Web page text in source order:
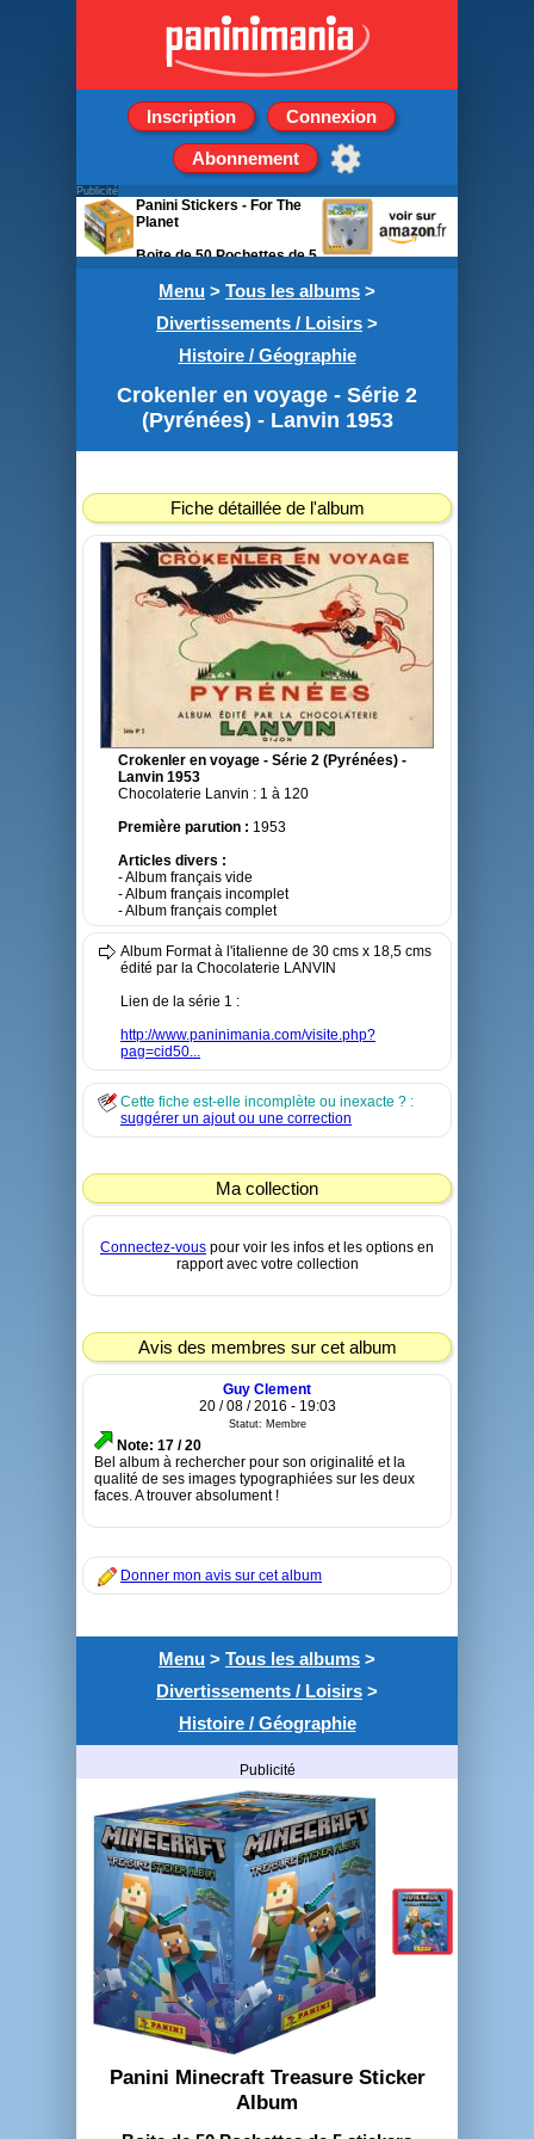
Inscription Connexion
Abonnement
Menu > Tous les albums >
Divertissements / Loisirs >
Histoire / Géographie
Crokenler en voyage - Série 2
(Pyrénées) - Lanvin 1953
Fiche détaillée de l'album
Crokenler en voyage - Série 2 (Pyrénées) -
Lanvin 1953
Chocolaterie Lanvin : 1 à 120
Première parution : 1953
Articles divers :
- Album français vide
- Album français incomplet
- Album français complet
Album Format à l'italienne de 30 cms x 18,5 cms
édité par la Chocolaterie LANVIN
Lien de la série 1 :
http://www.paninimania.com/visite.php?
pag=cid50...
Cette fiche est-elle incomplète ou inexacte ? :
suggérer un ajout ou une correction
Ma collection
Connectez-vous pour voir les infos et les options en
rapport avec votre collection
Avis des membres sur cet album
Guy Clement
20 / 08 / 2016 - 19:03
Statut: Membre
Note: 17 / 20
Bel album à rechercher pour son originalité et la
qualité de ses images typographiées sur les deux
faces. A trouver absolument !
Donner mon avis sur cet album
Menu > Tous les albums >
Divertissements / Loisirs >
Histoire / Géographie
Publicité
Panini Minecraft Treasure Sticker
Album
Publicité
Panini Stickers - For The
Planet
Boite de 50 Pochettes de 5
stickers